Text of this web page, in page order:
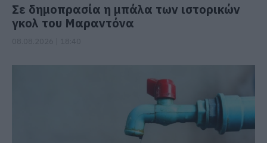
Σε δημοπρασία η μπάλα των ιστορικών
γκολ του Μαραντόνα